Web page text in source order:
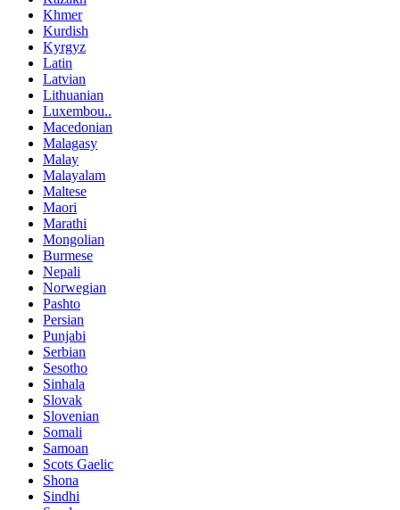
Khmer
Kurdish
Kyrgyz
Latin
Latvian
Lithuanian
Luxembou..
Macedonian
Malagasy
Malay
Malayalam
Maltese
Maori
Marathi
Mongolian
Burmese
Nepali
Norwegian
Pashto
Persian
Punjabi
Serbian
Sesotho
Sinhala
Slovak
Slovenian
Somali
Samoan
Scots Gaelic
Shona
Sindhi